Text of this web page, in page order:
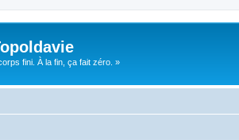
fini. À la fin, ça fait zéro. »